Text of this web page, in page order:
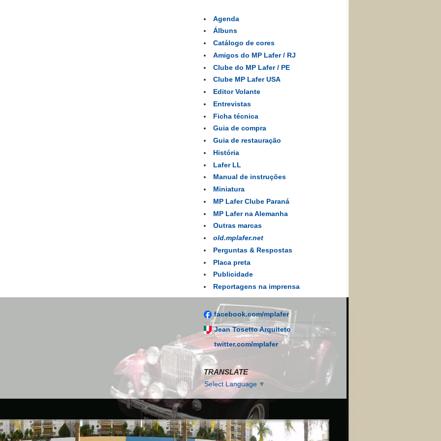
Agenda
Álbuns
Catálogo de cores
Amigos do MP Lafer/ RJ
Clube do MP Lafer / PE
Clube MP Lafer USA
Editor Volante
Entrevistas
Ficha técnica
Guia de compra
Guia de restauração
História
Lafer LL
Manual de instruções
Miniatura
MP Lafer Clube Paraná
MP Lafer na Alemanha
Outras marcas
old.mplafer.net
Perguntas & Respostas
Placa preta
Publicidade
Reportagens na imprensa
facebook.com/mplafer
Jean Tosetto Arquiteto
twitter.com/mplafer
TRANSLATE
Select Language ▼